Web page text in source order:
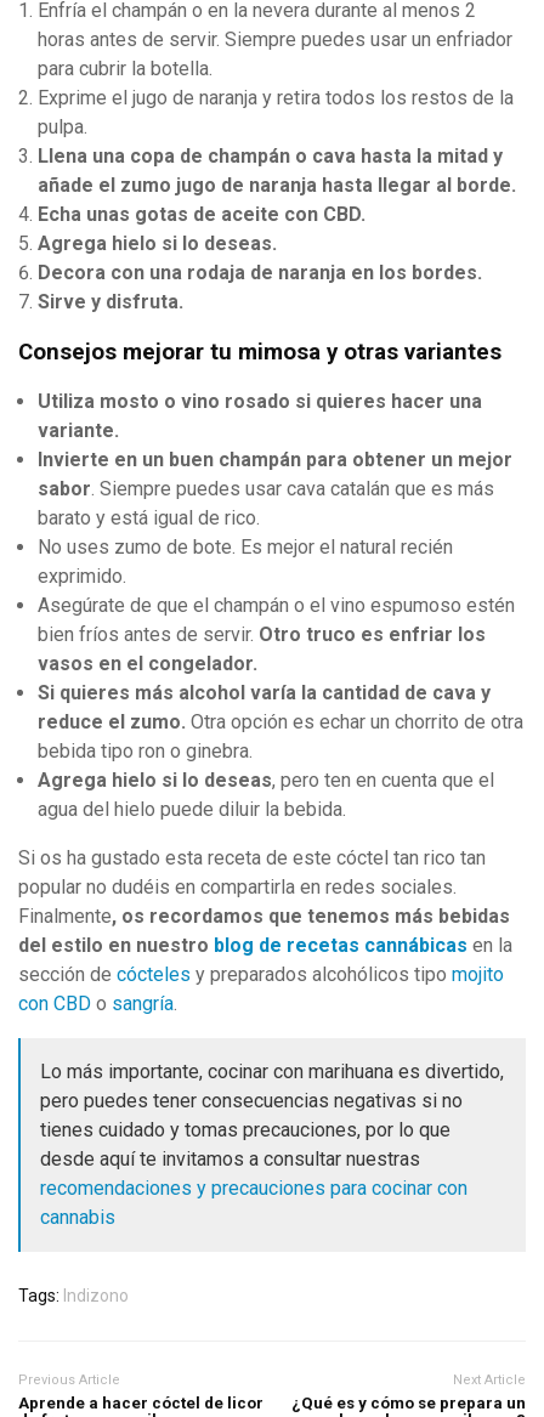
Enfría el champán o en la nevera durante al menos 2
horas antes de servir. Siempre puedes usar un enfriador
para cubrir la botella.
Exprime el jugo de naranja y retira todos los restos de la
pulpa.
Llena una copa de champán o cava hasta la mitad y
añade el zumo jugo de naranja hasta llegar al borde.
Echa unas gotas de aceite con CBD.
Agrega hielo si lo deseas.
Decora con una rodaja de naranja en los bordes.
Sirve y disfruta.
Consejos mejorar tu mimosa y otras variantes
Utiliza mosto o vino rosado si quieres hacer una
variante.
Invierte en un buen champán para obtener un mejor
sabor . Siempre puedes usar cava catalán que es más
barato y está igual de rico.
No uses zumo de bote. Es mejor el natural recién
exprimido.
Asegúrate de que el champán o el vino espumoso estén
bien fríos antes de servir. Otro truco es enfriar los
vasos en el congelador.
Si quieres más alcohol varía la cantidad de cava y
reduce el zumo. Otra opción es echar un chorrito de otra
bebida tipo ron o ginebra.
Agrega hielo si lo deseas, pero ten en cuenta que el
agua del hielo puede diluir la bebida.
Si os ha gustado esta receta de este cóctel tan rico tan
popular no dudéis en compartirla en redes sociales.
Finalmente, os recordamos que tenemos más bebidas
del estilo en nuestro blog de recetas cannábicas en la
sección de cócteles y preparados alcohólicos tipo mojito
con CBD o sangría
Lo más importante, cocinar con marihuana es divertido,
pero puedes tener consecuencias negativas si no
tienes cuidado y tomas precauciones, por lo que
desde aquí te invitamos a consultar nuestras
recomendaciones y precauciones para cocinar con
cannabis
Tags: Indizono
Previous Article
Aprende a hacer cóctel de licor
Next Article
¿Qué es y cómo se prepara un